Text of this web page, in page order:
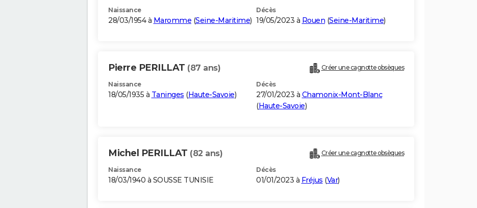
Naissance
28/03/1954 à Maromme (Seine-Maritime)
Décès
19/05/2023 à Rouen (Seine-Maritime)
Pierre PERILLAT (87 ans) Créer une cagnotte obsèques
Naissance
18/05/1935 à Taninges (Haute-Savoie)
Décès
27/01/2023 à Chamonix-Mont-Blanc
(Haute-Savoie)
Michel PERILLAT (82 ans) Créer une cagnotte obsèques
Naissance
18/03/1940 à SOUSSE TUNISIE
Décès
01/01/2023 à Fréjus (Var)